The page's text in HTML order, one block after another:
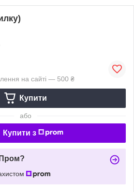
на сайті — 500 ₴
Купити
або
Купити з